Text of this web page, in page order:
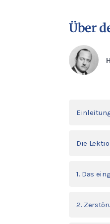
Über
Die
1. Das
2.